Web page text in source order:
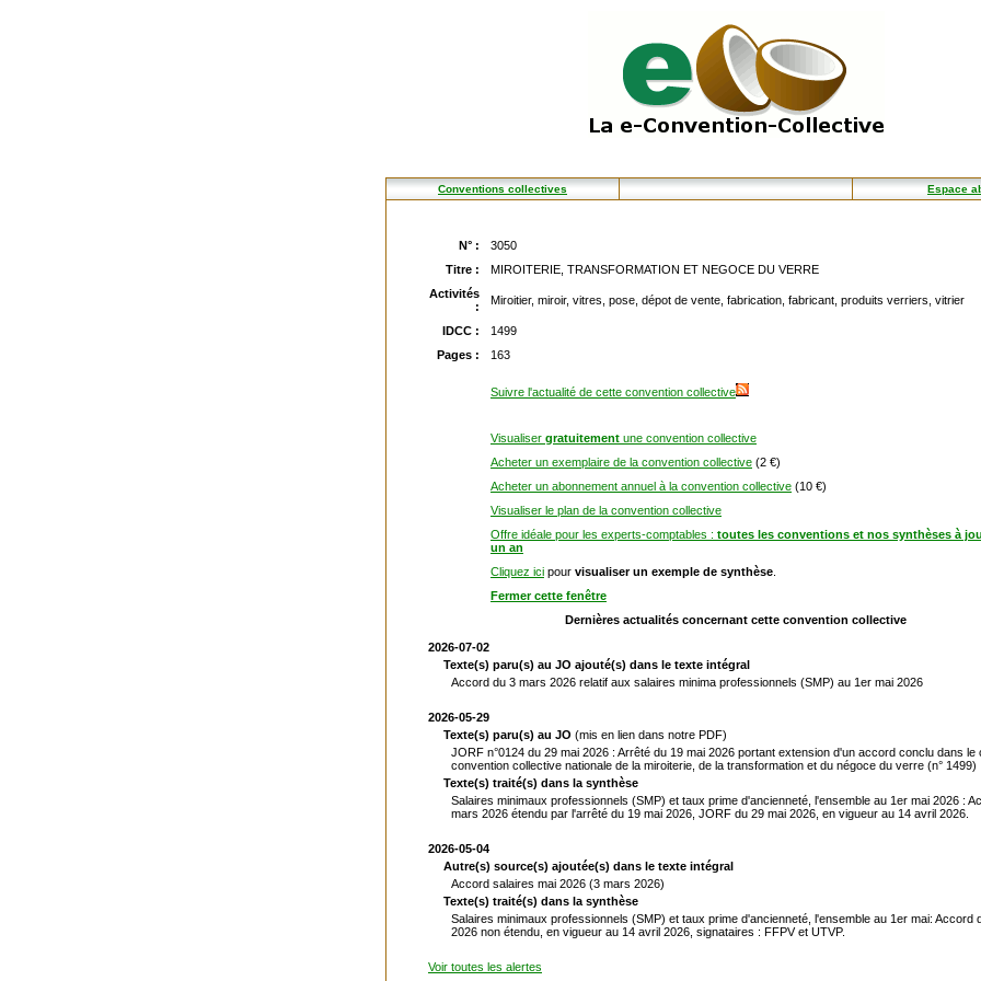
Conventions collectives Espace
N° :
3050
Titre :
MIROITERIE, TRANSFORMATION ET NEGOCE DU VERRE
Activités
:
Miroitier, miroir, vitres, pose, dépot de vente, fabrication, fabricant, produits verriers, vitrier
IDCC :
1499
Pages :
163
Suivre l'actualité de cette convention collective
Visualiser gratuitement une convention collective
Acheter un exemplaire de la convention collective (2 €)
Acheter un abonnement annuel à la convention collective (10 €)
Visualiser le plan de la convention collective
Offre idéale pour les experts-comptables : toutes les conventions et nos synthèses à
un an
Cliquez ici pour visualiser un exemple de synthèse
Fermer cette fenêtre
Dernières actualités concernant cette convention collective
2026-07-02
Texte(s) paru(s) au JO ajouté(s) dans le texte intégral
Accord du 3 mars 2026 relatif aux salaires minima professionnels (SMP) au 1er mai 2026
2026-05-29
Texte(s) paru(s) au JO (mis en lien dans notre PDF)
JORF n°0124 du 29 mai 2026 : Arrêté du 19 mai 2026 portant extension d'un accord conclu dans le
convention collective nationale de la miroiterie, de la transformation et du négoce du verre (n° 1499)
Texte(s) traité(s) dans la synthèse
Salaires minimaux professionnels (SMP) et taux prime d'ancienneté, l'ensemble au 1er mai 2026 :
mars 2026 étendu par l'arrêté du 19 mai 2026, JORF du 29 mai 2026, en vigueur au 14 avril 2026.
2026-05-04
Autre(s) source(s) ajoutée(s) dans le texte intégral
Accord salaires mai 2026 (3 mars 2026)
Texte(s) traité(s) dans la synthèse
Salaires minimaux professionnels (SMP) et taux prime d'ancienneté, l'ensemble au 1er mai: Accord
2026 non étendu, en vigueur au 14 avril 2026, signataires : FFPV et UTVP.
Voir toutes les alertes